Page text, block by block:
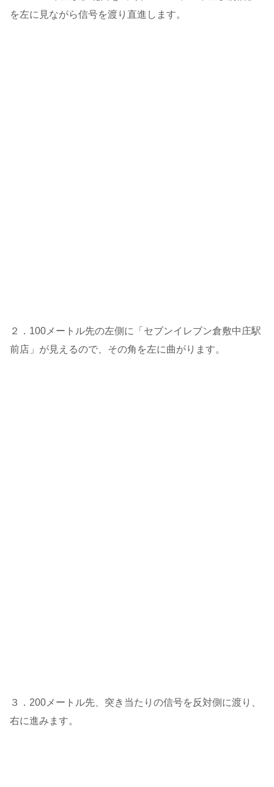
を左に見ながら信号を渡り直進します。
２．100メートル先の左側に「セブンイレブン倉敷中庄駅
前店」が見えるので、その角を左に曲がります。
３．200メートル先、突き当たりの信号を反対側に渡り、
右に進みます。